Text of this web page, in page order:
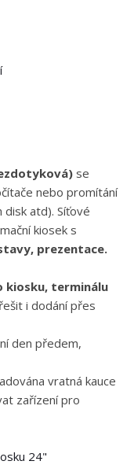
se
nebo promítání
atd). Síťové
kiosek s
prezentace.
kiosku, terminálu
i dodání přes
den předem,
vratná kauce
zařízení pro
24"